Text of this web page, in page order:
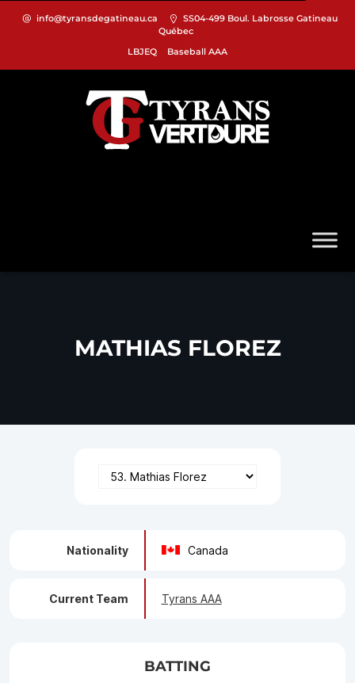
info@tyransdegatineau.ca
SS04-499 Boul. Labrosse Gatineau
Québec
LBJEQ
Baseball AAA
MATHIAS FLOREZ
Nationality Canada
Current Team Tyrans AAA
BATTING